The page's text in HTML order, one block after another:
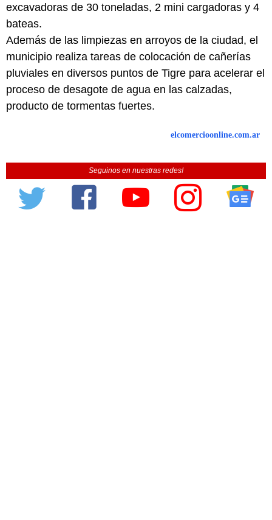
excavadoras de 30 toneladas, 2 mini cargadoras y 4
bateas.
Además de las limpiezas en arroyos de la ciudad, el
municipio realiza tareas de colocación de cañerías
pluviales en diversos puntos de Tigre para acelerar el
proceso de desagote de agua en las calzadas,
producto de tormentas fuertes.
elcomercioonline.com.ar
Seguinos en nuestras redes!